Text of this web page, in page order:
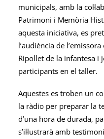
municipals, amb la
Patrimoni i Memòria
aquesta iniciativa, es
l’audiència de
Ripollet de la infantesa i
participants en el taller.
Aquestes es troben un
la ràdio per preparar la
d’una hora de durada,
s’il·lustrarà amb